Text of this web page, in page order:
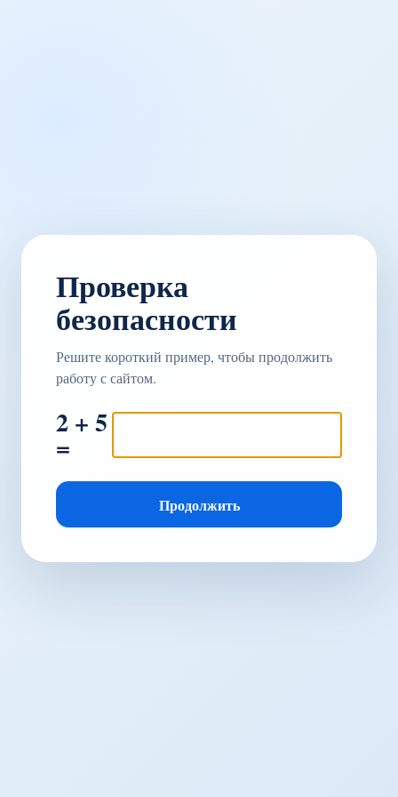
Проверка
безопасности
Решите короткий пример, чтобы продолжить
работу с сайтом.
2 + 5
=
Продолжить